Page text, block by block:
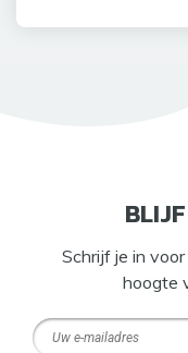
Schrijf je in
hoogte